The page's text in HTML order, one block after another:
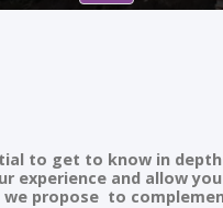
to get to know in
and allow
propose to